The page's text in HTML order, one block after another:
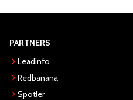
PARTNERS
Leadinfo
Redbanana
Spotler